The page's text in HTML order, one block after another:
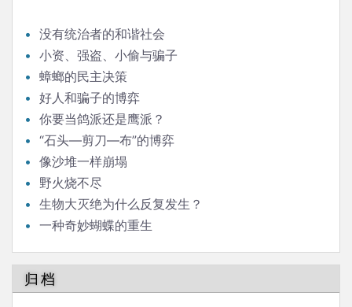
没有统治者的和谐社会
小资、强盗、小偷与骗子
蟑螂的民主决策
好人和骗子的博弈
你要当鸽派还是鹰派？
“石头—剪刀—布”的博弈
像沙堆一样崩塌
野火烧不尽
生物大灭绝为什么反复发生？
一种奇妙蝴蝶的重生
归档